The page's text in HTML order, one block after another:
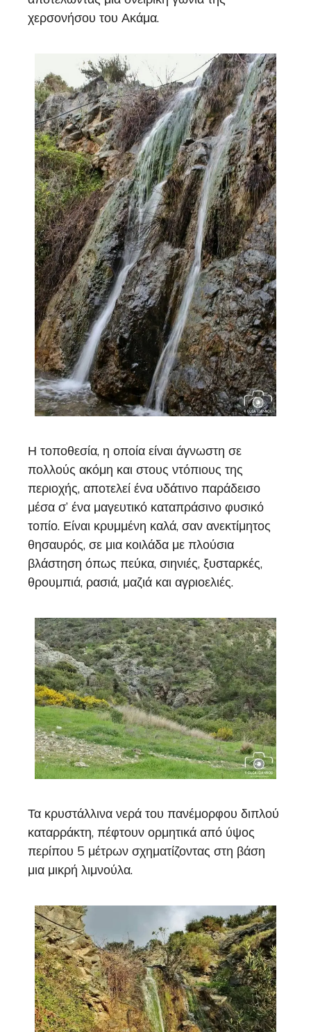
χερσονήσου του Ακάμα.
Η τοποθεσία, η οποία είναι άγνωστη σε
πολλούς ακόμη και στους ντόπιους της
περιοχής, αποτελεί ένα υδάτινο παράδεισο
μέσα σ’ ένα μαγευτικό καταπράσινο φυσικό
τοπίο. Είναι κρυμμένη καλά, σαν ανεκτίμητος
θησαυρός, σε μια κοιλάδα με πλούσια
βλάστηση όπως πεύκα, σιηνιές, ξυσταρκές,
θρουμπιά, ρασιά, μαζιά και αγριοελιές.
Τα κρυστάλλινα νερά του πανέμορφου διπλού
καταρράκτη, πέφτουν ορμητικά από ύψος
περίπου 5 μέτρων σχηματίζοντας στη βάση
μια μικρή λιμνούλα.